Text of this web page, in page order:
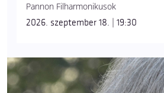
Pannon Filharmonikusok
2026. szeptember 18. | 19:30